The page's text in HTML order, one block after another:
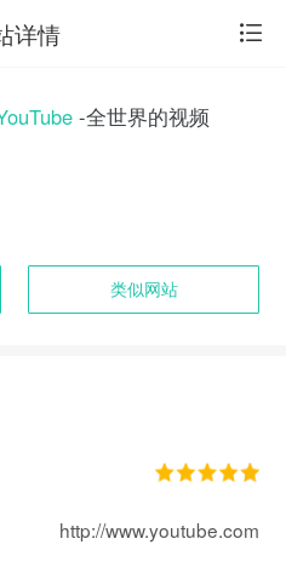
详情
-全世界的视频
类似网站
http://www.youtube.com